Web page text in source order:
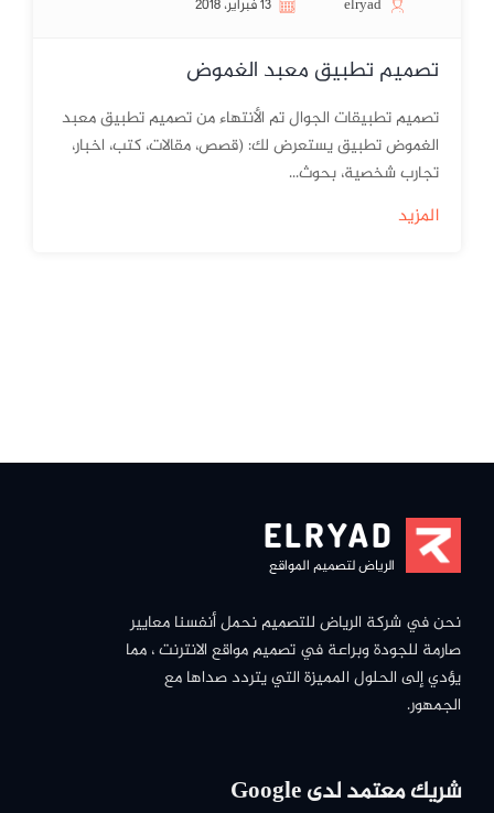
elryad 13 فبراير، 2018
تصميم تطبيق معبد الغموض
تصميم تطبيقات الجوال تم الأنتهاء من تصميم تطبيق معبد
الغموض تطبيق يستعرض لك: (قصص، مقالات، كتب، اخبار،
تجارب شخصية، بحوث...
المزيد
ELRYAD
الرياض لتصميم المواقع
نحن في شركة الرياض للتصميم نحمل أنفسنا معايير
صارمة للجودة وبراعة في تصميم مواقع الانترنت ، مما
يؤدي إلى الحلول المميزة التي يتردد صداها مع
الجمهور.
شريك معتمد لدى Google